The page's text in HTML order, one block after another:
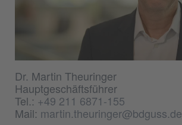
Dr. Martin Theuringer
Hauptgeschäftsführer
Tel.:+49 211 6871-155
Mail: martin.theuringer@bdguss.de